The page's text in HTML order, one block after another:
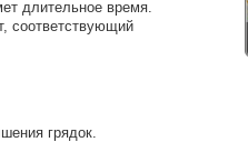
длительное время.
соответствующий
грядок.